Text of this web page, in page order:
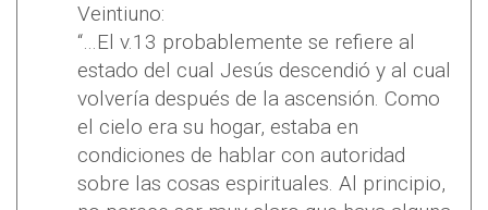
Veintiuno:
“…El v.13 probablemente se refiere al
estado del cual Jesús descendió y al cual
volvería después de la ascensión. Como
el cielo era su hogar, estaba en
condiciones de hablar con autoridad
sobre las cosas espirituales. Al principio,